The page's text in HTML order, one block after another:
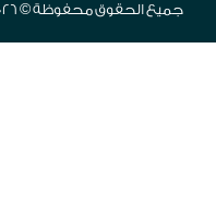
جميع الحقوق محفوظة © 2026 - جامعة آزال للتنمية البشرية